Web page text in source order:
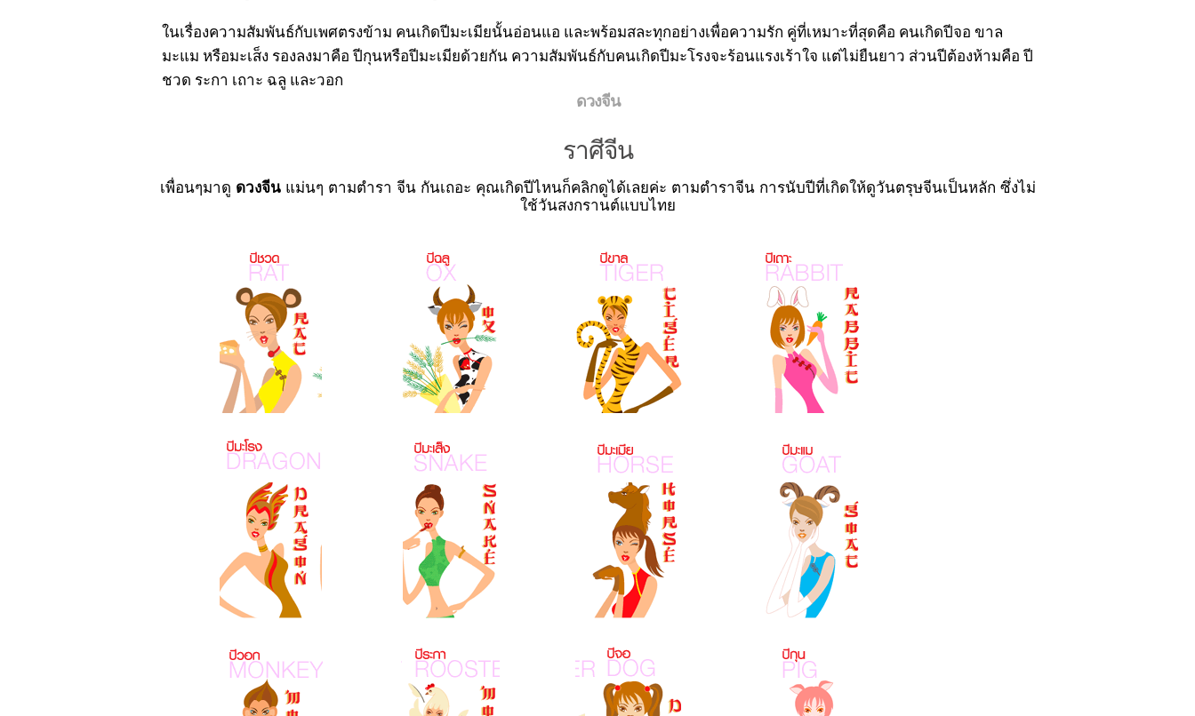
ในเรื่องความสัมพันธ์กับเพศตรงข้าม คนเกิดปีมะเมียนั้นอ่อนแอ และพร้อมสละทุกอย่างเพื่อความรัก คู่ที่เหมาะที่สุดคือ คนเกิดปีจอ ขาล
มะแม หรือมะเส็ง รองลงมาคือ ปีกุนหรือปีมะเมียด้วยกัน ความสัมพันธ์กับคนเกิดปีมะโรงจะร้อนแรงเร้าใจ แต่ไม่ยืนยาว ส่วนปีต้องห้ามคือ ปี
ชวด ระกา เถาะ ฉลู และวอก
ดวงจีน
ราศีจีน
เพื่อนๆมาดู ดวงจีนแม่นๆ ตามตำรา จีน กันเถอะ คุณเกิดปีไหนก็คลิกดูได้เลยค่ะ ตามตำราจีน การนับปีที่เกิดให้ดูวันตรุษจีนเป็นหลัก ซึ่งไม่
ใช้วันสงกรานต์แบบไทย